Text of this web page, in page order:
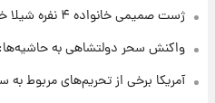
فال روزانه واقعی
ژست صمیمی خانواده ۴ نفره شیلا خداداد پربازدید شد + عکس
واکنش سحر دولتشاهی به
آمریکا برخی از تحریم‌های مربوط